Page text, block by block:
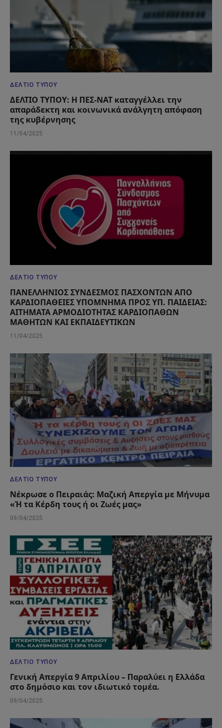
ΔΕΛΤΊΟ ΤΎΠΟΥ
ΔΕΛΤΙΟ ΤΥΠΟΥ: Η ΠΕΣ-ΝΑΤ καταγγέλλει την
απαράδεκτη και κοινωνικά ανάλγητη απόφαση
της κυβέρνησης
11/04/2025
ΔΕΛΤΊΟ ΤΎΠΟΥ
ΠΑΝΕΛΛΗΝΙΟΣ ΣΥΝΔΕΣΜΟΣ ΠΑΣΧΟΝΤΩΝ ΑΠΟ
ΚΑΡΔΙΟΠΑΘΕΙΕΣ ΥΠΟΜΝΗΜΑ ΠΡΟΣ ΥΠ. ΠΑΙΔΕΙΑΣ:
ΑΙΤΗΜΑΤΑ ΑΡΜΟΔΙΟΤΗΤΑΣ ΚΑΡΔΙΟΠΑΘΩΝ
ΜΑΘΗΤΩΝ ΚΑΙ ΕΚΠΑΙΔΕΥΤΙΚΩΝ
11/04/2025
ΔΕΛΤΊΟ ΤΎΠΟΥ
Νέκρωσε ο Πειραιάς: Μαζική Απεργία με Μήνυμα
«Ή τα Κέρδη τους ή οι Ζωές μας»
09/04/2025
ΔΕΛΤΊΟ ΤΎΠΟΥ
Γενική Απεργία 9 Απριλίου – Παραλύει η Ελλάδα
στο δημόσιο και τον ιδιωτικό τομέα.
09/04/2025